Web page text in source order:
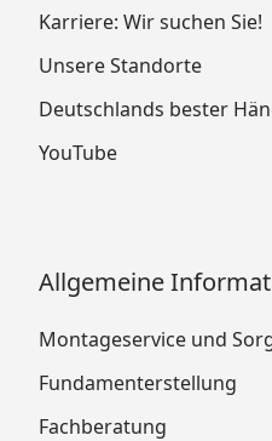
Karriere: Wir suchen Sie!
Unsere Standorte
Deutschlands bester
YouTube
Allgemeine
Montageservice und
Fundamenterstellung
Fachberatung